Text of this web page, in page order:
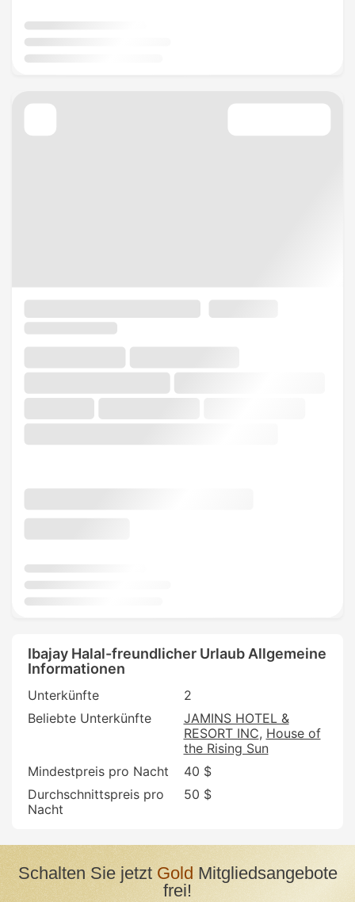
Ibajay Halal-freundlicher Urlaub Allgemeine
Informationen
Unterkünfte
2
Beliebte Unterkünfte
JAMINS HOTEL &
RESORT INC House of
the Rising Sun
Mindestpreis pro Nacht
40 $
Durchschnittspreis pro
Nacht
50 $
Schalten Sie jetztGold Mitgliedsangebote
frei!